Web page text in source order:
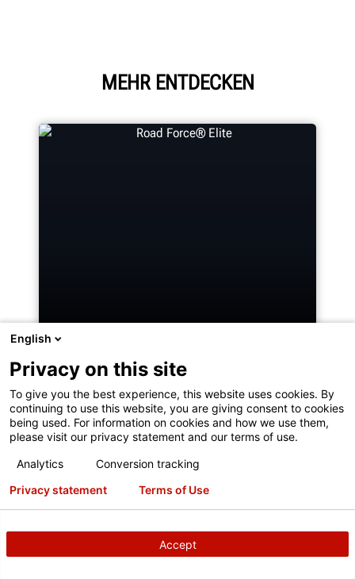
MEHR ENTDECKEN
Die schnellste Diagnose-
Auswuchtmaschine der Welt:
schnelleres Auswuchten als mit
English
Privacy on this site
To give you the best experience, this website uses cookies. By
continuing to use this website, you are giving consent to cookies
being used. For information on cookies and how we use them,
please visit our privacy statement and our terms of use.
Analytics
Conversion tracking
Accept
Privacy statement Terms of Use